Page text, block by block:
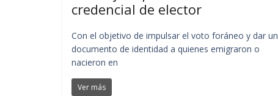
credencial de elector
Con el objetivo de impulsar el voto foráneo y dar un
documento de identidad a quienes emigraron o
nacieron en
Ver más